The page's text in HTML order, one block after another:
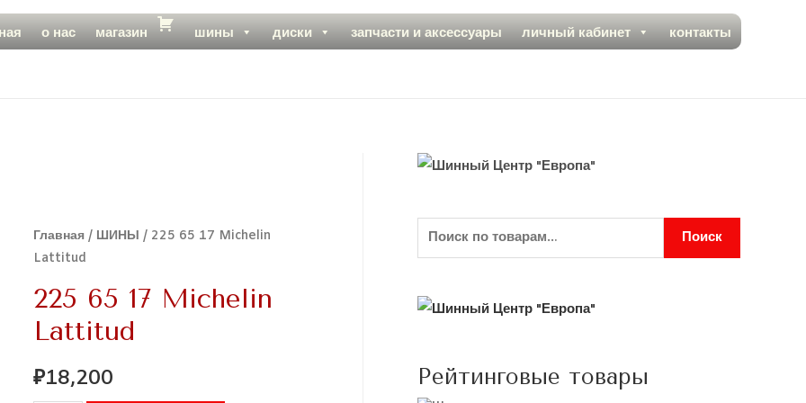
о нас магазин шины диски запчасти и аксессуары личный кабинет контакты
Главная / ШИНЫ / 225 65 17 Michelin
Lattitud
225 65 17 Michelin
Lattitud
₽18,200
Поиск
Рейтинговые товары